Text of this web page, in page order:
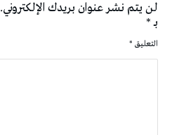
لن يتم نشر عنوان بريدك الإلكتروني.
بـ*
التعليق *